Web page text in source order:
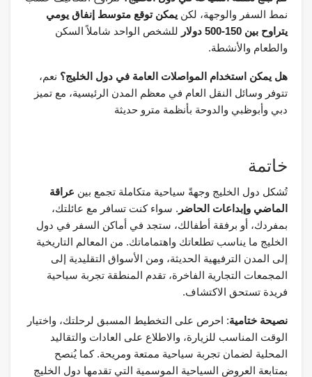
نمط السفر والوجهة، لكن يمكن توقع متوسط إنفاق يومي
يتراوح بين 150-500 دولار
للشخص الواحد شاملاً السكن
والطعام والأنشطة.
هل يمكن استخدام المواصلات العامة في دول الخليج؟ نعم،
تتوفر وسائل النقل العام في معظم المدن الرئيسية، مع تميز
دبي وأبوظبي والدوحة بأنظمة مترو حديثة
خاتمة
تُشكل دول الخليج وجهةً سياحية متكاملة تجمع بين عراقة
الماضي وإبداعات الحاضر . سواء كنت تسافر مع عائلتك،
بمفردك، أو برفقة أطفالك، ستجد في أماكن السفر في دول
الخليج ما يناسب تطلعاتك واهتماماتك. من المعالم التاريخية
إلى المدن الترفيهية الحديثة، ومن الأسواق التقليدية إلى
المجمعات التجارية الفاخرة، تقدم المنطقة تجربة سياحية
فريدة تستحق الاكتشاف.
نصيحة ختامية: احرص على التخطيط المسبق لرحلتك، واختيار
الوقت المناسب للزيارة، والاطلاع على العادات والتقاليد
المحلية لضمان تجربة سياحية ممتعة ومريحة. كما يُنصح
بمتابعة العروض السياحية الموسمية التي تقدمها دول الخليج